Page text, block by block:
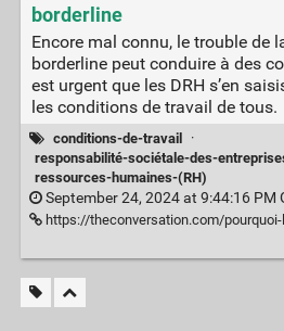
borderline
Encore mal connu, le trouble de
borderline peut conduire à des
est urgent que les DRH s’en
les conditions de travail de tous.
conditions-de-travail
·
responsabilité-sociétale-des-
ressources-humaines-(RH)
September 24, 2024 at 9:44:16 PM
https://theconversation.com/pourquoi-les-entreprises-doivent-davantage-